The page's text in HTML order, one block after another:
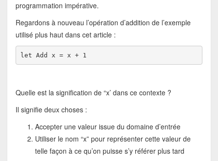
programmation impérative.
Regardons à nouveau l’opération d’addition de l’exemple
utilisé plus haut dans cet article :
let Add x = x + 1
Quelle est la signification de “x’ dans ce contexte ?
Il signifie deux choses :
Accepter une valeur issue du domaine d’entrée
Utiliser le nom “x” pour représenter cette valeur de
telle façon à ce qu’on puisse s’y référer plus tard